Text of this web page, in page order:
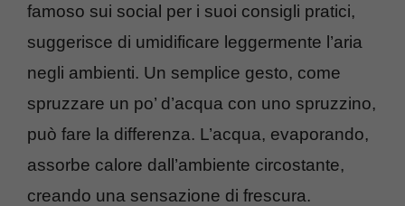
famoso sui social per i suoi consigli pratici,
suggerisce di umidificare leggermente l’aria
negli ambienti. Un semplice gesto, come
spruzzare un po’ d’acqua con uno spruzzino,
può fare la differenza. L’acqua, evaporando,
assorbe calore dall’ambiente circostante,
creando una sensazione di frescura.